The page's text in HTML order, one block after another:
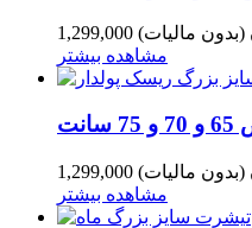
(بدون مالیات)
مشاهده بیشتر
(بدون مالیات)
مشاهده بیشتر